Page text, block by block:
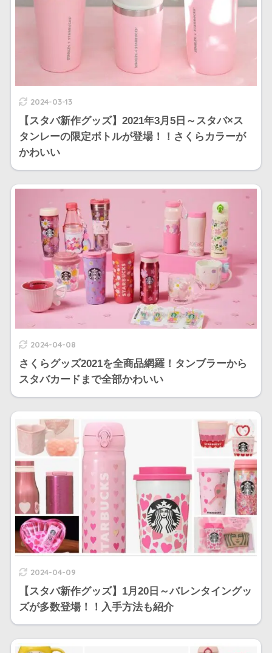
2024-03-13
【スタバ新作グッズ】2021年3月5日～スタバ×ス
タンレーの限定ボトルが登場！！さくらカラーが
かわいい
2024-04-08
さくらグッズ2021を全商品網羅！タンブラーから
スタバカードまで全部かわいい
2024-04-09
【スタバ新作グッズ】1月20日～バレンタイングッ
ズが多数登場！！入手方法も紹介